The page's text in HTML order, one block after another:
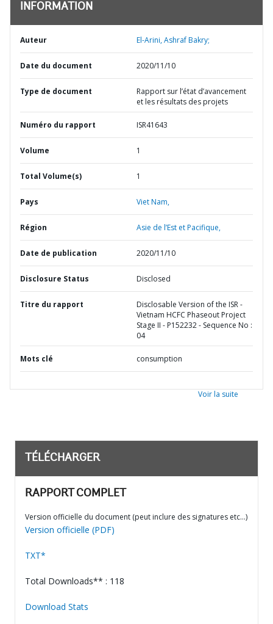
INFORMATION
Auteur El-Arini, Ashraf Bakry;
Date du document 2020/11/10
Type de document
Rapport sur l’état d’avancement
et les résultats des projets
Numéro du rapport ISR41643
Volume 1
Total Volume(s) 1
Pays Viet Nam,
Région Asie de l’Est et Pacifique,
Date de publication 2020/11/10
Disclosure Status Disclosed
Titre du rapport
Disclosable Version of the ISR -
Vietnam HCFC Phaseout Project
Stage II - P152232 - Sequence No :
04
Mots clé consumption
Voir la suite
TÉLÉCHARGER
RAPPORT COMPLET
Version officielle du document (peut inclure des signatures etc…)
Version officielle (PDF)
TXT*
Total Downloads** : 118
Download Stats